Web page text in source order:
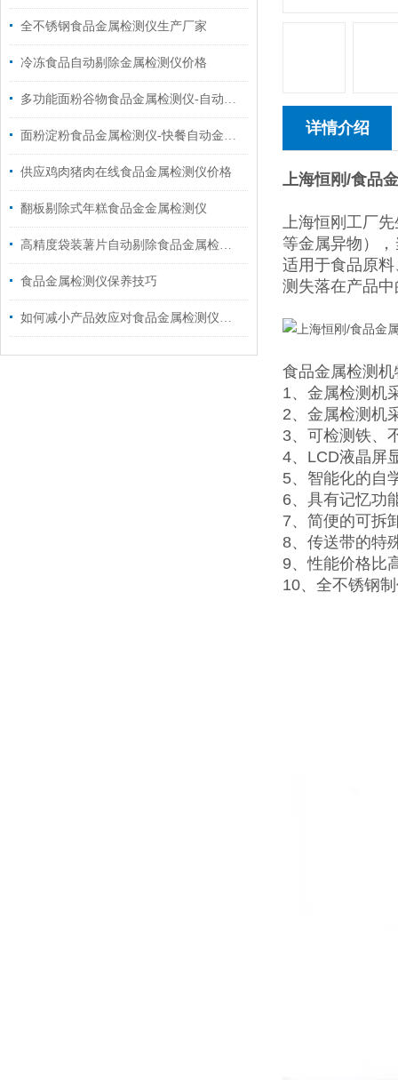
全不锈钢食品金属检测仪生产厂家
冷冻食品自动剔除金属检测仪价格
多功能面粉谷物食品金属检测仪-自动剔除金属检测仪价格
面粉淀粉食品金属检测仪-快餐自动金属异物检测机
供应鸡肉猪肉在线食品金属检测仪价格
翻板剔除式年糕食品金金属检测仪
高精度袋装薯片自动剔除食品金属检测仪
食品金属检测仪保养技巧
如何减小产品效应对食品金属检测仪的影响
详情介绍
上海恒刚/食品
上海恒刚工厂
等金属异物）
适用于食品原
测失落在产品
食品金属检测
1、金属检测机
2、金属检测机
3、可检测铁、
4、LCD液晶屏
5、智能化的自
6、具有记忆功
7、简便的可拆
8、传送带的特
9、性能价格比
10、全不锈钢